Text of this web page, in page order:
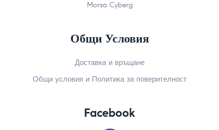
Morsa Cyberg
Общи Условия
Доставка и връщане
Общи условия и Политика за поверителност
Facebook